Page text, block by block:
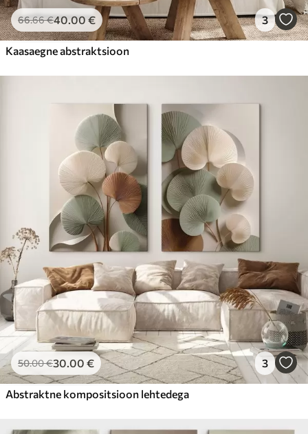
66.66€40.00 € 3
Kaasaegne abstraktsioon
50.00€30.00 € 3
Abstraktne kompositsioon lehtedega